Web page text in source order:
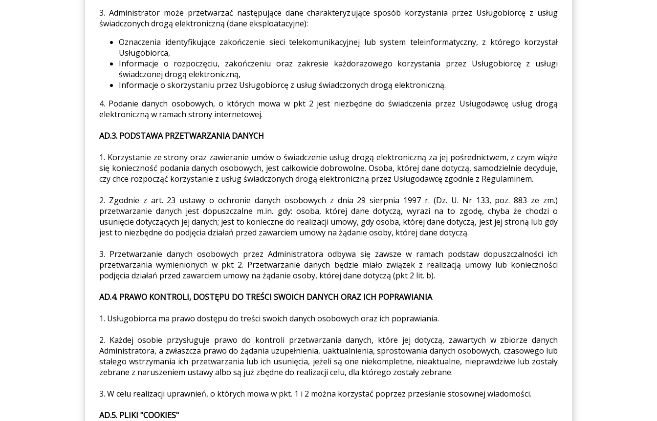
3. Administrator może przetwarzać następujące dane charakteryzujące sposób korzystania przez Usługobiorcę z usług
świadczonych drogą elektroniczną (dane eksploatacyjne):
Oznaczenia identyfikujące zakończenie sieci telekomunikacyjnej lub system teleinformatyczny, z którego korzystał
Usługobiorca,
Informacje o rozpoczęciu, zakończeniu oraz zakresie każdorazowego korzystania przez Usługobiorcę z usługi
świadczonej drogą elektroniczną,
Informacje o skorzystaniu przez Usługobiorcę z usług świadczonych drogą elektroniczną.
4. Podanie danych osobowych, o których mowa w pkt 2 jest niezbędne do świadczenia przez Usługodawcę usług drogą
elektroniczną w ramach strony internetowej.
AD.3. PODSTAWA PRZETWARZANIA DANYCH
1. Korzystanie ze strony oraz zawieranie umów o świadczenie usług drogą elektroniczną za jej pośrednictwem, z czym wiąże
się konieczność podania danych osobowych, jest całkowicie dobrowolne. Osoba, której dane dotyczą, samodzielnie decyduje,
czy chce rozpocząć korzystanie z usług świadczonych drogą elektroniczną przez Usługodawcę zgodnie z Regulaminem.
2. Zgodnie z art. 23 ustawy o ochronie danych osobowych z dnia 29 sierpnia 1997 r. (Dz. U. Nr 133, poz. 883 ze zm.)
przetwarzanie danych jest dopuszczalne m.in. gdy: osoba, której dane dotyczą, wyrazi na to zgodę, chyba że chodzi o
usunięcie dotyczących jej danych; jest to konieczne do realizacji umowy, gdy osoba, której dane dotyczą, jest jej stroną lub gdy
jest to niezbędne do podjęcia działań przed zawarciem umowy na żądanie osoby, której dane dotyczą.
3. Przetwarzanie danych osobowych przez Administratora odbywa się zawsze w ramach podstaw dopuszczalności ich
przetwarzania wymienionych w pkt 2. Przetwarzanie danych będzie miało związek z realizacją umowy lub konieczności
podjęcia działań przed zawarciem umowy na żądanie osoby, której dane dotyczą (pkt 2 lit. b).
AD.4. PRAWO KONTROLI, DOSTĘPU DO TREŚCI SWOICH DANYCH ORAZ ICH POPRAWIANIA
1. Usługobiorca ma prawo dostępu do treści swoich danych osobowych oraz ich poprawiania.
2. Każdej osobie przysługuje prawo do kontroli przetwarzania danych, które jej dotyczą, zawartych w zbiorze danych
Administratora, a zwłaszcza prawo do żądania uzupełnienia, uaktualnienia, sprostowania danych osobowych, czasowego lub
stałego wstrzymania ich przetwarzania lub ich usunięcia, jeżeli są one niekompletne, nieaktualne, nieprawdziwe lub zostały
zebrane z naruszeniem ustawy albo są już zbędne do realizacji celu, dla którego zostały zebrane.
3. W celu realizacji uprawnień, o których mowa w pkt. 1 i 2 można korzystać poprzez przesłanie stosownej wiadomości.
AD.5. PLIKI "COOKIES"